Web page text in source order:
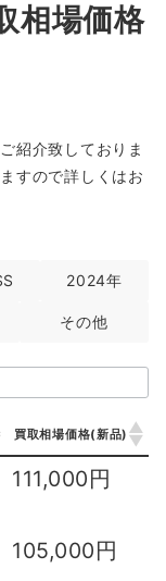
相場価格
紹介致しておりま
すので詳しくはお
2024年
その他
買取相場価格(新品)
買取相場価格(新品)
111,000円
105,000円